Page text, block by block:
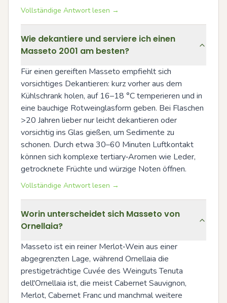
Vollständige Antwort lesen →
Wie dekantiere und serviere ich einen
Masseto 2001 am besten?
Für einen gereiften Masseto empfiehlt sich
vorsichtiges Dekantieren: kurz vorher aus dem
Kühlschrank holen, auf 16–18 °C temperieren und in
eine bauchige Rotweinglasform geben. Bei Flaschen
>20 Jahren lieber nur leicht dekantieren oder
vorsichtig ins Glas gießen, um Sedimente zu
schonen. Durch etwa 30–60 Minuten Luftkontakt
können sich komplexe tertiary‑Aromen wie Leder,
getrocknete Früchte und würzige Noten öffnen.
Vollständige Antwort lesen →
Worin unterscheidet sich Masseto von
Ornellaia?
Masseto ist ein reiner Merlot‑Wein aus einer
abgegrenzten Lage, während Ornellaia die
prestigeträchtige Cuvée des Weinguts Tenuta
dell'Ornellaia ist, die meist Cabernet Sauvignon,
Merlot, Cabernet Franc und manchmal weitere